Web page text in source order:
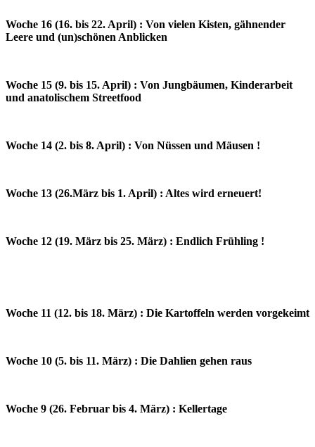
Woche 16 (16. bis 22. April) : Von vielen Kisten, gähnender
Leere und (un)schönen Anblicken
Woche 15 (9. bis 15. April) : Von Jungbäumen, Kinderarbeit
und anatolischem Streetfood
Woche 14 (2. bis 8. April) : Von Nüssen und Mäusen !
Woche 13 (26.März bis 1. April) : Altes wird erneuert!
Woche 12 (19. März bis 25. März) : Endlich Frühling !
Woche 11 (12. bis 18. März) : Die Kartoffeln werden vorgekeimt
Woche 10 (5. bis 11. März) : Die Dahlien gehen raus
Woche 9 (26. Februar bis 4. März) : Kellertage